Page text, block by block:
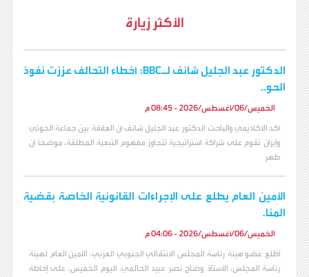
الأكثر زيارة
الدكتور عبد الجليل شائف لـBBC: أخطاء التحالف عززت نفوذ
الحو..
الخميس/06/أغسطس/2026 - 08:45 م
أكد الأكاديمي والباحث الدكتور عبد الجليل شائف أن العلاقة بين جماعة الحوثي
وإيران تقوم على شراكة استراتيجية تتجاوز مفهوم التبعية المطلقة، موضحاً أن
طهر
الأمين العام يطلع على الإجراءات القانونية الخاصة بقضية
المنا.
الخميس/06/أغسطس/2026 - 04:06 م
اطّلع عضو هيئة رئاسة المجلس الانتقالي الجنوبي العربي، الأمين العام لهيئة
رئاسة المجلس، الأستاذ وضاح نصر عبيد الحالمي، اليوم الخميس، على إحاطة